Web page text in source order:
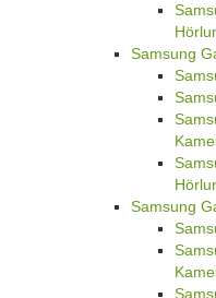
Samsung
Samsung